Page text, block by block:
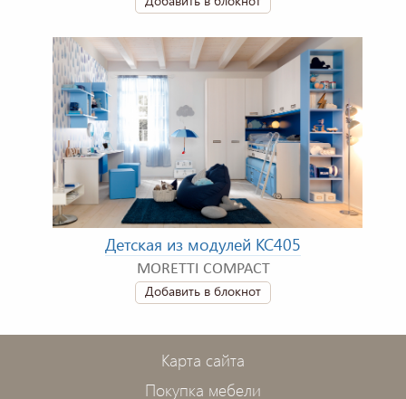
Детская из модулей KC405
MORETTI COMPACT
Добавить в блокнот
Карта сайта
Покупка мебели